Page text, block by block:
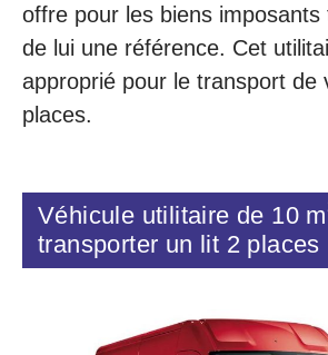
offre pour les biens
de lui une référence. Cet
approprié pour le transport de
places.
Véhicule utilitaire de 10 m
transporter un lit 2 places